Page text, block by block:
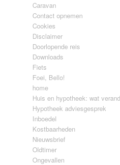
Caravan
Contact opnemen
Cookies
Disclaimer
Doorlopende reis
Downloads
Fiets
Foei, Bello!
home
Huis en hypotheek: wat
Hypotheek adviesgesprek
Inboedel
Kostbaarheden
Nieuwsbrief
Oldtimer
Ongevallen